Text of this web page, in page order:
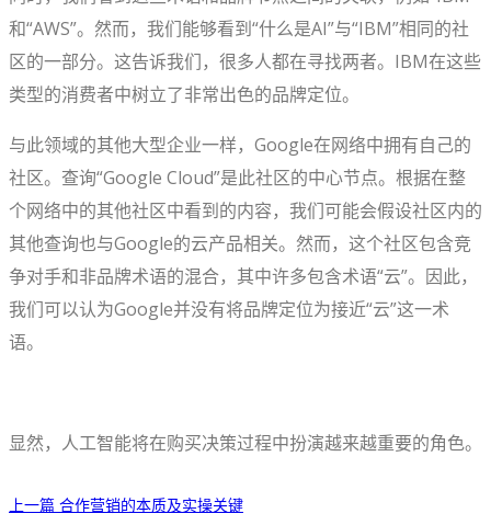
和“AWS”。然而，我们能够看到“什么是AI”与“IBM”相同的社
区的一部分。这告诉我们，很多人都在寻找两者。IBM在这些
类型的消费者中树立了非常出色的品牌定位。
与此领域的其他大型企业一样，Google在网络中拥有自己的
社区。查询“Google Cloud”是此社区的中心节点。根据在整
个网络中的其他社区中看到的内容，我们可能会假设社区内的
其他查询也与Google的云产品相关。然而，这个社区包含竞
争对手和非品牌术语的混合，其中许多包含术语“云”。因此，
我们可以认为Google并没有将品牌定位为接近“云”这一术
语。
显然，人工智能将在购买决策过程中扮演越来越重要的角色。
上一篇 合作营销的本质及实操关键